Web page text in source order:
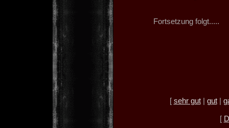
Fortsetzung folgt.....
[ sehr gut| gut|
[